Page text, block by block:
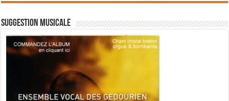
Suggestion musicale